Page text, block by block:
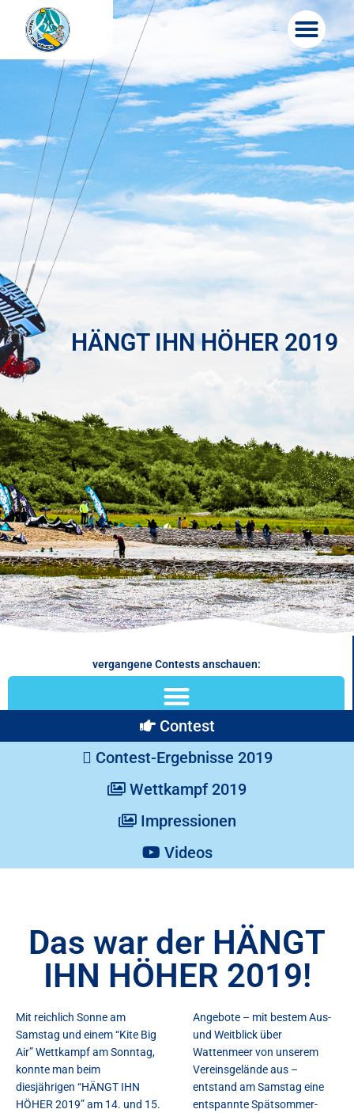
Inhalt
springen
HÄNGT IHN HÖHER 2019
vergangene Contests anschauen:
Contest
Contest-Ergebnisse 2019
Wettkampf 2019
Impressionen
Videos
Das war der HÄNGT
IHN HÖHER 2019!
Mit reichlich Sonne am
Samstag und einem “Kite Big
Air” Wettkampf am Sonntag,
konnte man beim
diesjährigen “HÄNGT IHN
HÖHER 2019” am 14. und 15.
Angebote – mit bestem Aus-
und Weitblick über
Wattenmeer von unserem
Vereinsgelände aus –
entstand am Samstag eine
entspannte Spätsommer-